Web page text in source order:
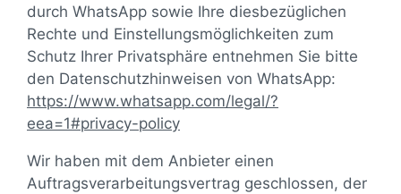
durch WhatsApp sowie Ihre diesbezüglichen
Rechte und Einstellungsmöglichkeiten zum
Schutz Ihrer Privatsphäre entnehmen Sie bitte
den Datenschutzhinweisen von WhatsApp:
https://www.whatsapp.com/legal/?
eea=1#privacy-policy
Wir haben mit dem Anbieter einen
Auftragsverarbeitungsvertrag geschlossen, der